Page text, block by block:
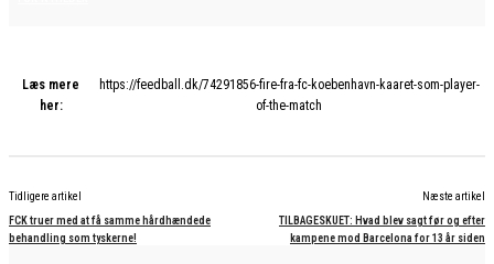
Læs mere
her:
https://feedball.dk/74291856-fire-fra-fc-koebenhavn-kaaret-som-player-
of-the-match
Tidligere artikel
FCK truer med at få samme hårdhændede
behandling som tyskerne!
Næste artikel
TILBAGESKUET: Hvad blev sagt før og efter
kampene mod Barcelona for 13 år siden